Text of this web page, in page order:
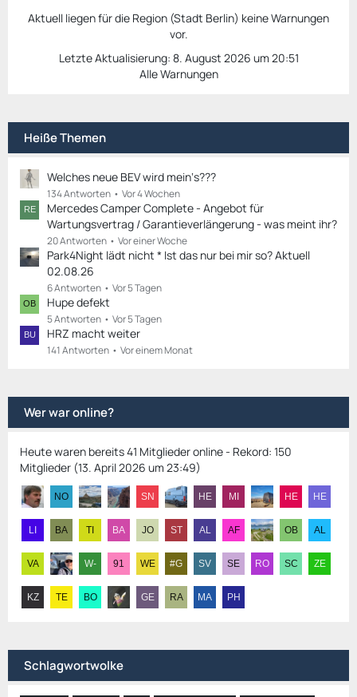
Aktuell liegen für die Region (Stadt Berlin) keine Warnungen
vor.
Letzte Aktualisierung: 8. August 2026 um 20:51
Alle Warnungen
Heiße Themen
Welches neue BEV wird mein‘s???
134 Antworten Vor 4 Wochen
Mercedes Camper Complete - Angebot für
Wartungsvertrag / Garantieverlängerung - was meint ihr?
20 Antworten Vor einer Woche
Park4Night lädt nicht * Ist das nur bei mir so? Aktuell
02.08.26
6 Antworten Vor 5 Tagen
Hupe defekt
5 Antworten Vor 5 Tagen
HRZ macht weiter
141 Antworten Vor einem Monat
Wer war online?
Heute waren bereits 41 Mitglieder online - Rekord: 150
Mitglieder (13. April 2026 um 23:49)
Schlagwortwolke